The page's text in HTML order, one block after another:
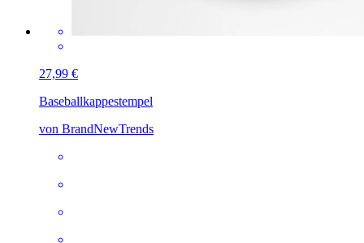
27,99 €
Baseballkappestempel
von BrandNewTrends